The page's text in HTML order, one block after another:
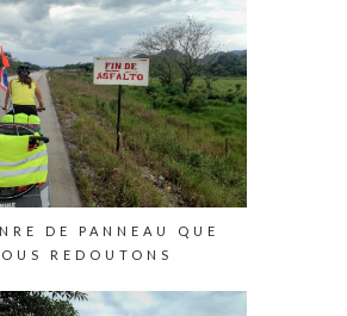
DE PANNEAU QUE
REDOUTONS